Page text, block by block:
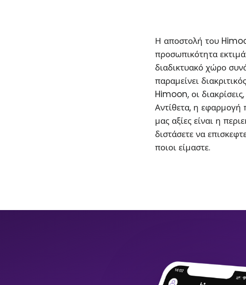
Η αποστολή του
προσωπικότητα
διαδικτυακό χώρο
παραμείνει
Himoon, οι
Αντίθετα, η εφαρμογή
μας αξίες είναι η
διστάσετε να
ποιοι είμαστε.